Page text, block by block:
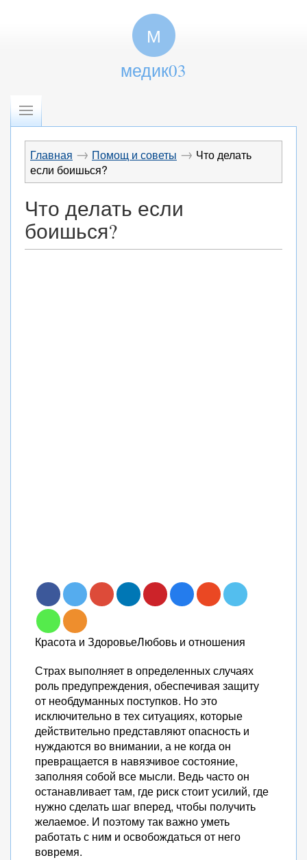
М
медик03
Главная → Помощ и советы → Что делать
если боишься?
Что делать если
боишься?
Красота и ЗдоровьеЛюбовь и отношения
Страх выполняет в определенных случаях
роль предупреждения, обеспечивая защиту
от необдуманных поступков. Но это
исключительно в тех ситуациях, которые
действительно представляют опасность и
нуждаются во внимании, а не когда он
превращается в навязчивое состояние,
заполняя собой все мысли. Ведь часто он
останавливает там, где риск стоит усилий, где
нужно сделать шаг вперед, чтобы получить
желаемое. И поэтому так важно уметь
работать с ним и освобождаться от него
вовремя.